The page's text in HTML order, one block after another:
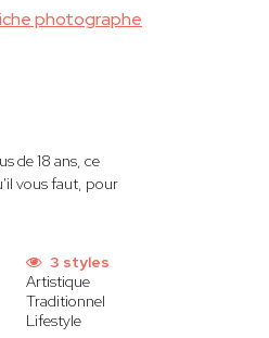
photographe
de 18 ans, ce
vous faut, pour
3 styles
Artistique
Traditionnel
Lifestyle